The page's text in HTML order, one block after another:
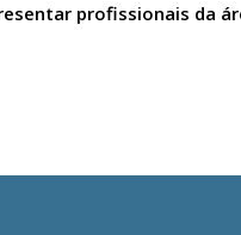
profissionais da